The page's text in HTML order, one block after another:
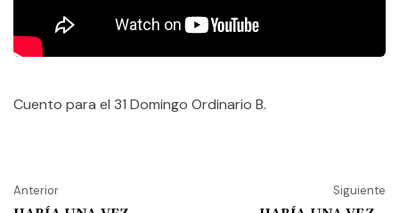
Cuento para el 31 Domingo Ordinario B.
Anterior Siguiente